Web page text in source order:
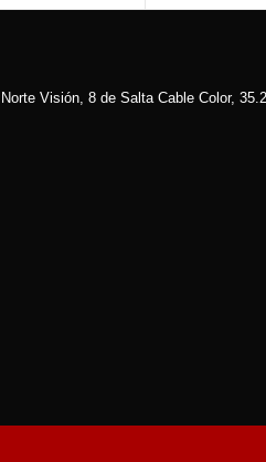
Visión, 8 de Salta Cable Color,